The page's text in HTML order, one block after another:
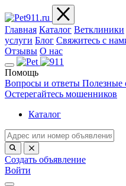
Главная Каталог Ветклиники
услуги Блог Свяжитесь с
Отзывы О нас
Помощь
Вопросы и ответы Полезные
Остерегайтесь мошенников
Каталог
Создать объявление
Войти